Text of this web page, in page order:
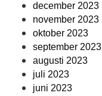
december 2023
november 2023
oktober 2023
september 2023
augusti 2023
juli 2023
juni 2023